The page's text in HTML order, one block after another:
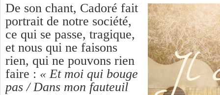
De son chant, Cadoré fait
portrait de notre société,
ce qui se passe, tragique,
et nous qui ne faisons
rien, qui ne pouvons rien
faire : « Et moi qui bouge
pas / Dans mon fauteuil